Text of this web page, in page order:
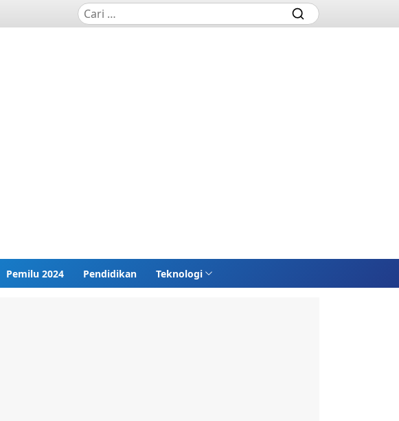
Pemilu 2024 Pendidikan Teknologi